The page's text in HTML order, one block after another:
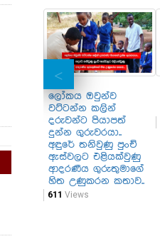
ලෝකය ඔවුන්ව
වට්ටන්න කලින්
දරුවන්ට පියාපත්
දුන්න ගුරුවරයා..
අඳුරේ තනිවුණු පුංචි
ඇස්වලට එළියක්වුණු
ආදරණීය ගුරුතුමාගේ
හිත උණුකරන කතාව..
611 Views